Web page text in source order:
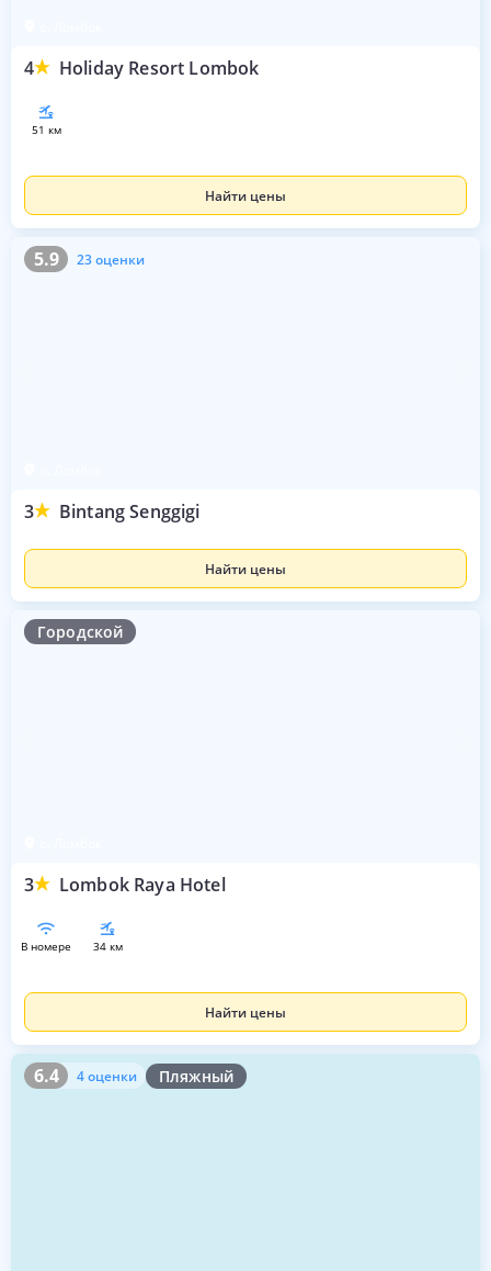
4 Holiday Resort Lombok
51 км
Найти цены
5.9 23 оценки
3 Bintang Senggigi
5.9 23 оценки
Найти цены
Городской
3 Lombok Raya Hotel
в номере 34 км
Найти цены
6.4 4 оценки Пляжный
6.4 4 оценки